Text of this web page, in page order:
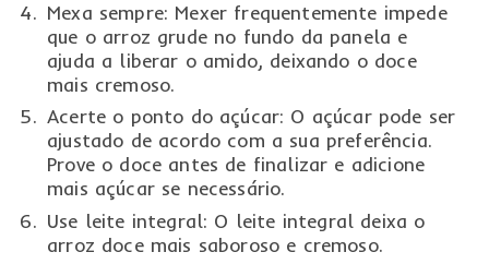
Mexa sempre: Mexer frequentemente impede
que o arroz grude no fundo da panela e
ajuda a liberar o amido, deixando o doce
mais cremoso.
Acerte o ponto do açúcar: O açúcar pode ser
ajustado de acordo com a sua preferência.
Prove o doce antes de finalizar e adicione
mais açúcar se necessário.
Use leite integral: O leite integral deixa o
arroz doce mais saboroso e cremoso.